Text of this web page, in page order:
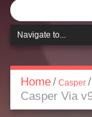
Home/ Casper /
Casper Via